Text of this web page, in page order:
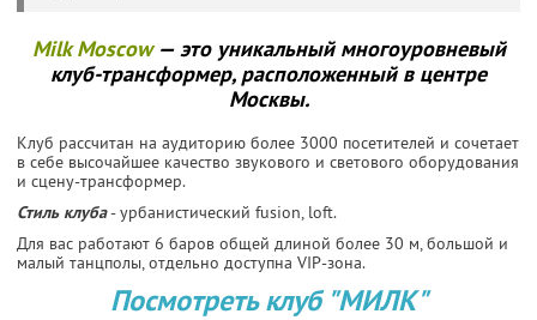
Milk Moscow— это уникальный многоуровневый
клуб-трансформер, расположенный в центре
Москвы.
Клуб рассчитан на аудиторию более 3000 посетителей и сочетает
в себе высочайшее качество звукового и светового оборудования
и сцену-трансформер.
Стиль клуба- урбанистический fusion, loft.
Для вас работают 6 баров общей длиной более 30 м, большой и
малый танцполы, отдельно доступна VIP-зона.
Посмотреть клуб "МИЛК"